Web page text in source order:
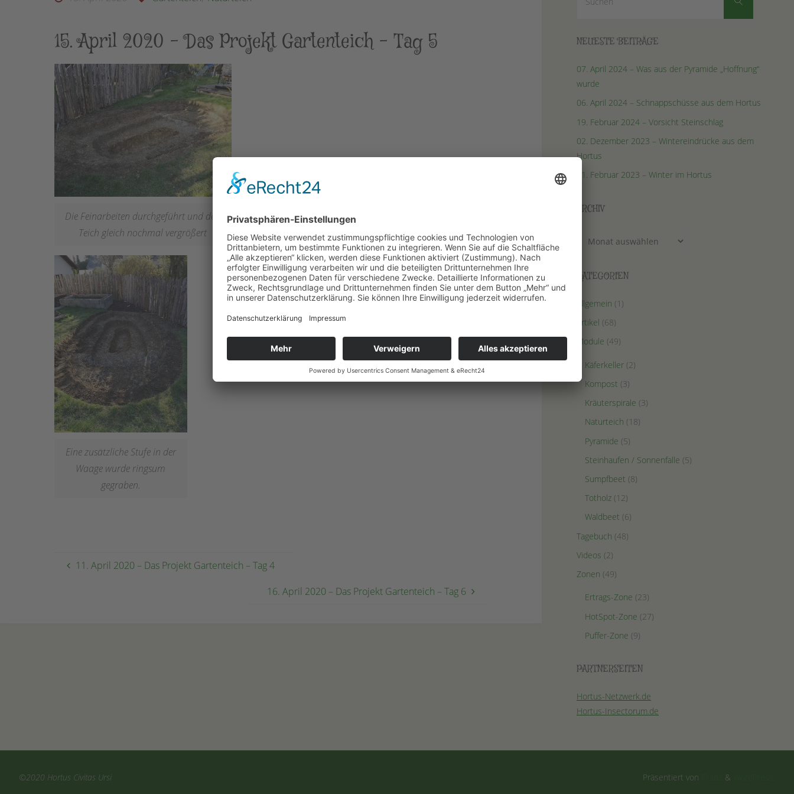
15. April 2020 – Das Projekt Gartenteich – Tag 5
Die Feinarbeiten durchgeführt und den
Teich gleich nochmal vergrößert
Eine zusätzliche Stufe in der
Waage wurde ringsum
gegraben.
11. April 2020 – Das Projekt Gartenteich – Tag 4
16. April 2020 – Das Projekt Gartenteich – Tag 6
NEUESTE BEITRÄGE
07. April 2024 – Was aus der Pyramide „Hoffnung“
wurde
06. April 2024 – Schnappschüsse aus dem Hortus
19. Februar 2024 – Vorsicht Steinschlag
02. Dezember 2023 – Wintereindrücke aus dem
Hortus
01. Februar 2023 – Winter im Hortus
ARCHIV
KATEGORIEN
Allgemein (1)
Artikel (68)
Module (49)
Käferkeller (2)
Kompost (3)
Kräuterspirale (3)
Naturteich (18)
Pyramide (5)
Steinhaufen / Sonnenfalle (5)
Sumpfbeet (8)
Totholz (12)
Waldbeet (6)
Tagebuch (48)
Videos (2)
Zonen (49)
Ertrags-Zone (23)
HotSpot-Zone (27)
Puffer-Zone (9)
PARTNERSEITEN
Hortus-Netzwerk.de
Hortus-Insectorum.de
©2020 Hortus Civitas Ursi Präsentiert von &